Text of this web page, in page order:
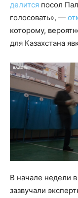
делится посол
голосовать», —
которому,
для Казахстана
В начале недели
зазвучали